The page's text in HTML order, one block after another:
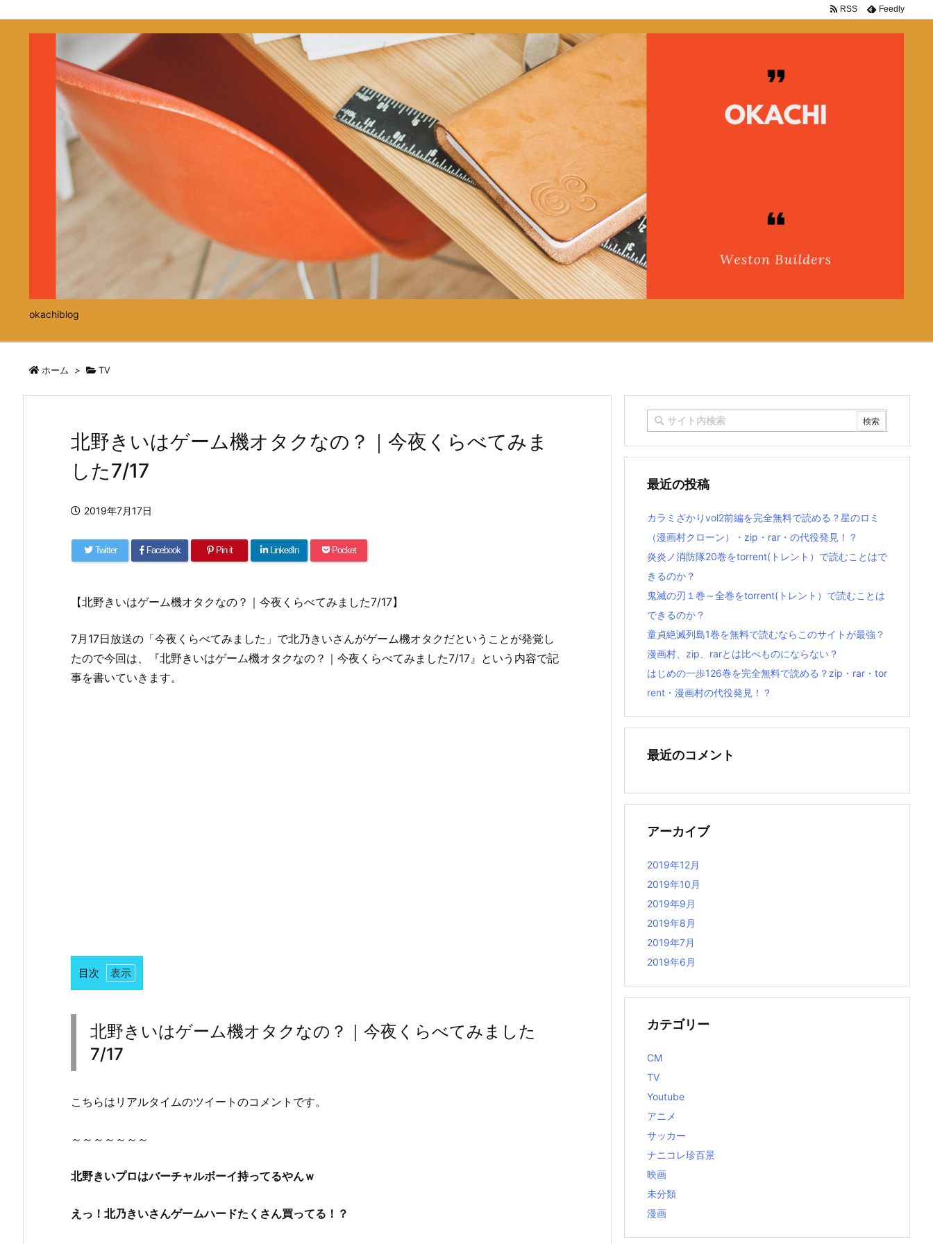
okachiblog
RSS Feedly
ホーム > TV
北野きいはゲーム機オタクなの？｜今夜くらべてみま
した7/17
2019年7月17日
Twitter Facebook Pin it LinkedIn Pocket
【北野きいはゲーム機オタクなの？｜今夜くらべてみました7/17】
7月17日放送の「今夜くらべてみました」で北乃きいさんがゲーム機オタクだということが発覚し
たので今回は、『北野きいはゲーム機オタクなの？｜今夜くらべてみました7/17』という内容で記
事を書いていきます。
目次
1.
ゲ
タ
な
北野きいはゲーム機オタクなの？｜今夜くらべてみました
7/17
こちらはリアルタイムのツイートのコメントです。
～～～～～～～
北野きいプロはバーチャルボーイ持ってるやんｗ
えっ！北乃きいさんゲームハードたくさん買ってる！？
最近の投稿
カラミざかりvol2前編を完全無料で読める？星のロミ
（漫画村クローン）・zip・rar・の代役発見！？
炎炎ノ消防隊20巻をtorrent(トレント）で読むことはで
きるのか？
鬼滅の刃１巻～全巻をtorrent(トレント）で読むことは
できるのか？
童貞絶滅列島1巻を無料で読むならこのサイトが最強？
漫画村、zip、rarとは比べものにならない？
はじめの一歩126巻を完全無料で読める？zip・rar・tor
rent・漫画村の代役発見！？
最近のコメント
アーカイブ
2019年12月
2019年10月
2019年9月
2019年8月
2019年7月
2019年6月
カテゴリー
CM
TV
Youtube
アニメ
サッカー
ナニコレ珍百景
映画
未分類
漫画